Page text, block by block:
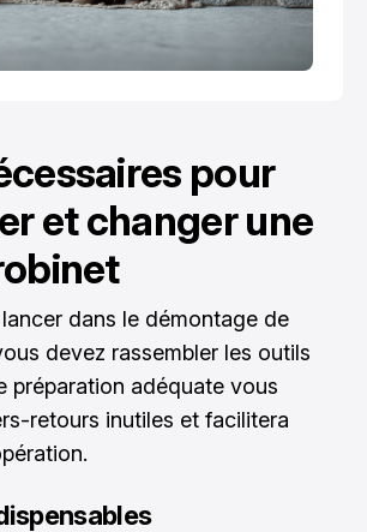
pour
et changer une
dans le démontage de
devez rassembler les outils
préparation adéquate vous
retours inutiles et facilitera